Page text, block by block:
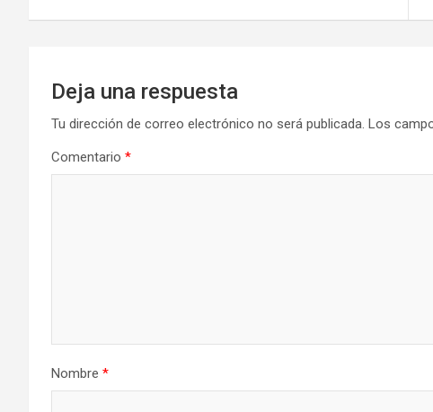
entradas
Deja una respuesta
Tu dirección de correo electrónico no será publicada. Los
Comentario *
Nombre *